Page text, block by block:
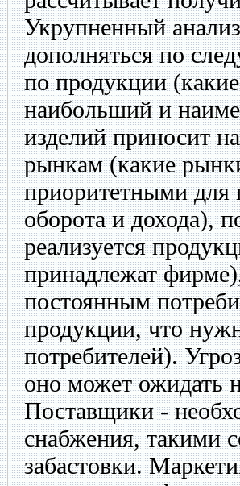
Укрупненный
дополняться по
по продукции
наибольший и
изделий приносит
рынкам (какие
приоритетными для
оборота и дохода),
реализуется
принадлежат
постоянным
продукции, что
потребителей).
оно может ожидать
Поставщики -
снабжения, такими
забастовки.